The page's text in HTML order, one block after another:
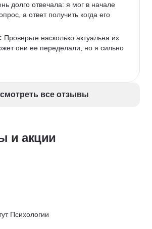
долго отвечала: я мог в начале
а ответ получить когда его
Проверьте насколько актуальна их
они ее переделали, но я сильно
все отзывы
и акции
Психологии